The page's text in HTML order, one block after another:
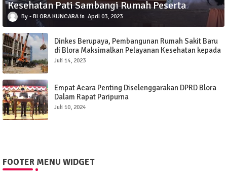
Kesehatan Pati Sambangi Rumah Peserta
BLORA KUNCARA April 03, 2023
Dinkes Berupaya, Pembangunan Rumah Sakit Baru
di Blora Maksimalkan Pelayanan Kesehatan kepada
Masyarakat
Juli 14, 2023
Empat Acara Penting Diselenggarakan DPRD Blora
Dalam Rapat Paripurna
Juli 10, 2024
FOOTER MENU WIDGET